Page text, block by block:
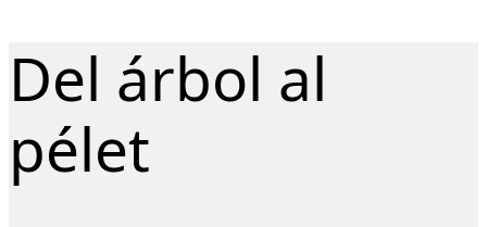
Del árbol al
pélet